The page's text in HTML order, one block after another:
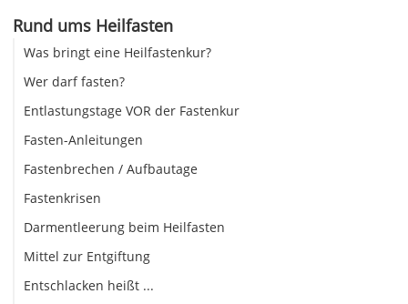
Rund ums Heilfasten
Was bringt eine Heilfastenkur?
Wer darf fasten?
Entlastungstage VOR der Fastenkur
Fasten-Anleitungen
Fastenbrechen / Aufbautage
Fastenkrisen
Darmentleerung beim Heilfasten
Mittel zur Entgiftung
Entschlacken heißt ...